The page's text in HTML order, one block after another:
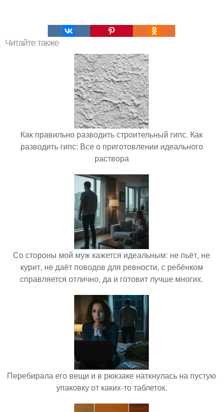
Читайте также
Как правильно разводить строительный гипс. Как
разводить гипс: Все о приготовлении идеального
раствора
Со стороны мой муж кажется идеальным: не пьёт, не
курит, не даёт поводов для ревности, с ребёнком
справляется отлично, да и готовит лучше многих.
Перебирала его вещи и в рюкзаке наткнулась на пустую
упаковку от каких-то таблеток.